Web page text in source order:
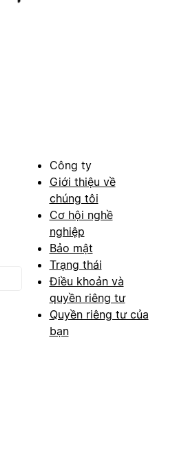
Công ty
Giới thiệu về
chúng tôi
Cơ hội nghề
nghiệp
Bảo mật
Trạng thái
Điều khoản và
quyền riêng tư
Quyền riêng tư của
bạn